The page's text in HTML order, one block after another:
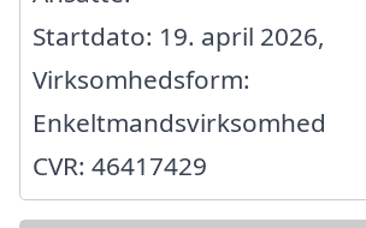
Startdato: 19. april 2026,
Virksomhedsform:
Enkeltmandsvirksomhed
CVR: 46417429